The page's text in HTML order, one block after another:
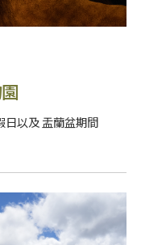
以及 盂蘭盆期間